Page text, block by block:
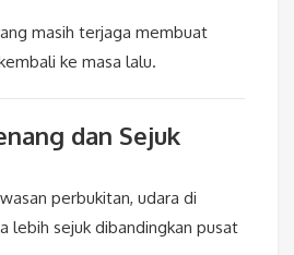
masih terjaga membuat
ke masa lalu.
dan Sejuk
perbukitan, udara di
lebih sejuk dibandingkan pusat